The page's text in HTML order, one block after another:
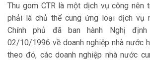
Thu gom CTR là một dịch vụ công nên
phải là chủ thể cung ứng loại dịch vụ
Chính phủ đã ban hành Nghị
02/10/1996 về doanh nghiệp nhà nước
theo đó, các doanh nghiệp nhà nước